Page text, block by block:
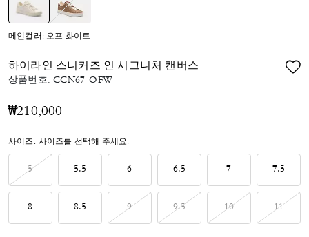
메인컬러: 오프 화이트
하이라인 스니커즈 인 시그니처 캔버스
상품번호:CCN67-OFW
₩210,000
사이즈: 사이즈를 선택해 주세요.
5 5.5 6 6.5 7 7.5
8 8.5 9 9.5 10 11